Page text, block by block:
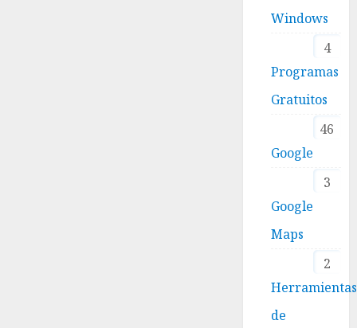
Windows
4
Programas
Gratuitos
46
Google
3
Google
Maps
2
Herramientas
de